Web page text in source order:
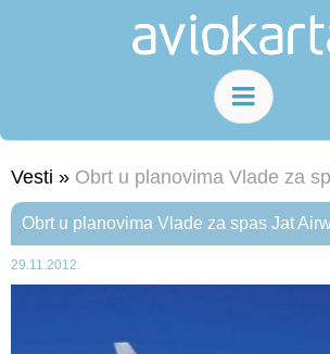
Vesti » Obrt u planovima Vlade za
Obrt u planovima Vlade za spas Jat
29.11.2012.